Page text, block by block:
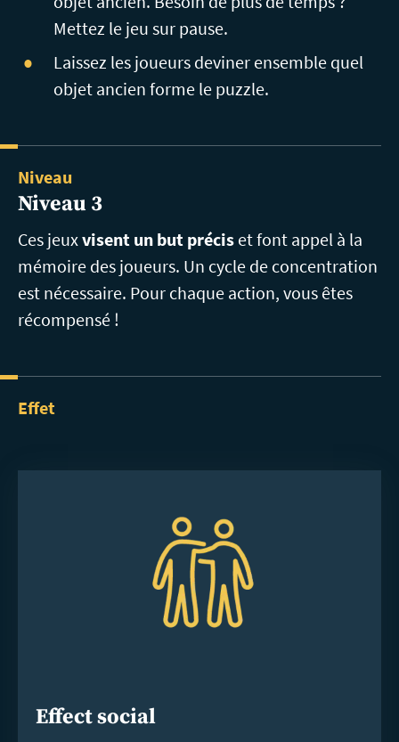
Mettez le jeu sur pause.
Laissez les joueurs deviner ensemble quel
objet ancien forme le puzzle.
Niveau
Niveau 3
Ces jeuxvisent un but précis et font appel à la
mémoire des joueurs. Un cycle de concentration
est nécessaire. Pour chaque action, vous êtes
récompensé !
Effet
Effect social